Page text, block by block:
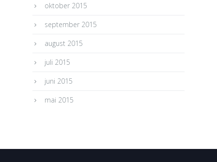
oktober 2015
september 2015
august 2015
juli 2015
juni 2015
mai 2015